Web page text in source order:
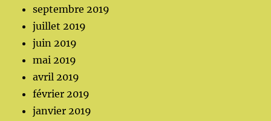
septembre 2019
juillet 2019
juin 2019
mai 2019
avril 2019
février 2019
janvier 2019